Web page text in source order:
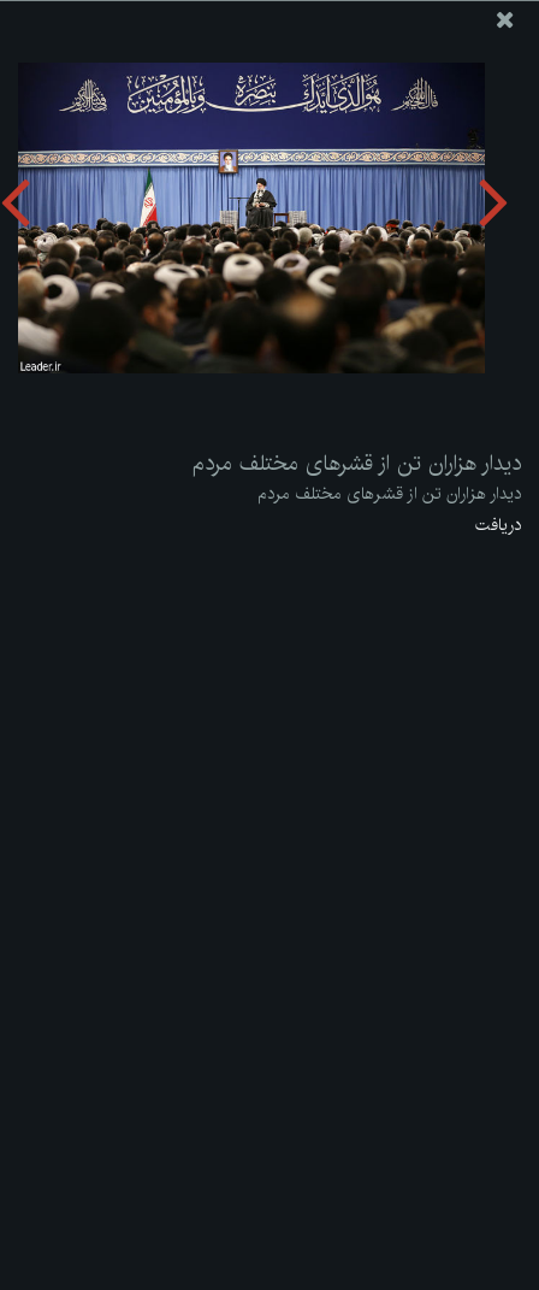
ارسال نامه
وجوهات
دیدار هزاران تن از قشرهای مختلف مردم دریافت آلبوم:zip
دیدار هزاران تن از قشرهای مختلف مردم
دیدار هزاران تن از قشرهای مختلف مردم
دریافت